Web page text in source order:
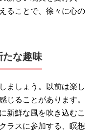
ることで、徐々に心の
たな趣味
ましょう。以前は楽し
じることがあります。
新鮮な風を吹き込むこ
ラスに参加する、瞑想